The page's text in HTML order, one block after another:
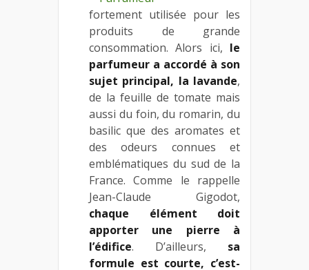
fortement utilisée pour les
produits de grande
consommation. Alors ici, le
parfumeur a accordé à son
sujet principal, la lavande,
de la feuille de tomate mais
aussi du foin, du romarin, du
basilic que des aromates et
des odeurs connues et
emblématiques du sud de la
France. Comme le rappelle
Jean-Claude Gigodot,
chaque élément doit
apporter une pierre à
l’édifice. D’ailleurs, sa
formule est courte, c’est-